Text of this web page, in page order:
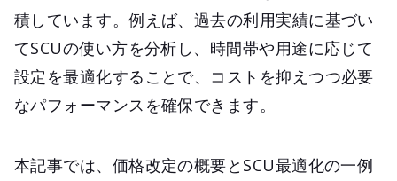
積しています。例えば、過去の利用実績に基づい
てSCUの使い方を分析し、時間帯や用途に応じて
設定を最適化することで、コストを抑えつつ必要
なパフォーマンスを確保できます。
本記事では、価格改定の概要とSCU最適化の一例